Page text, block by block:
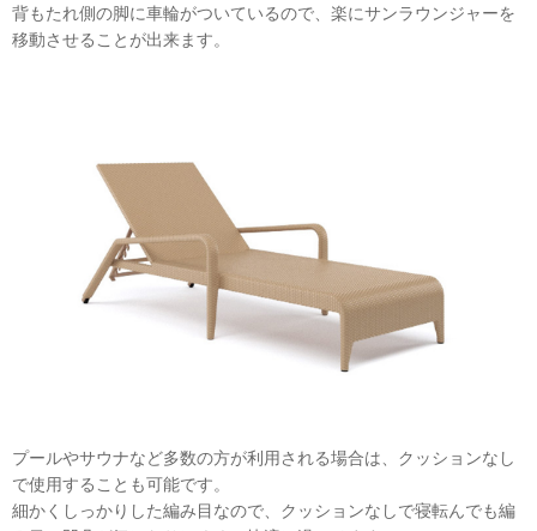
背もたれ側の脚に車輪がついているので、楽にサンラウンジャーを
移動させることが出来ます。
プールやサウナなど多数の方が利用される場合は、クッションなし
で使用することも可能です。
細かくしっかりした編み目なので、クッションなしで寝転んでも編